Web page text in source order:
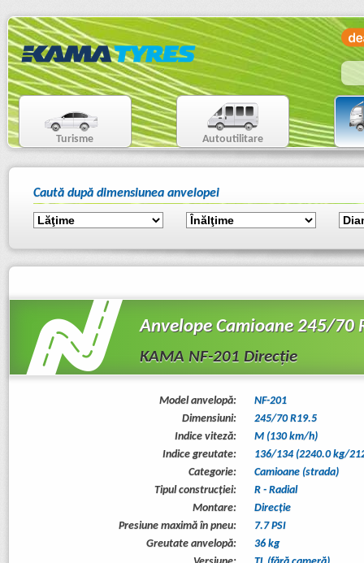
Turisme Autoutilitare
Caută după dimensiunea anvelopei
Anvelope Camioane 245/70
KAMA NF-201 Direcție
Model anvelopă:
NF-201
Dimensiuni:
245/70 R19.5
Indice viteză:
M (130 km/h)
Indice greutate:
136/134 (2240.0 kg/
Categorie:
Camioane (strada)
Tipul construcţiei:
R - Radial
Montare:
Direcție
Presiune maximă în pneu:
7.7 PSI
Greutate anvelopă:
36 kg